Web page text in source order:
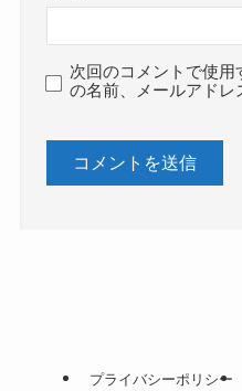
次回のコメントで使
の名前、メールアドレ
プライバシーポリシー